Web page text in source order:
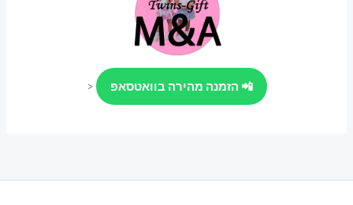
📲 הזמנה מהירה בוואטסאפ <